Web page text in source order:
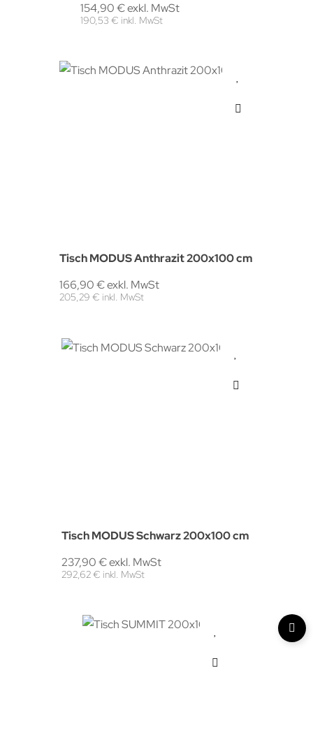
154,90 € exkl. MwSt
190,53 € inkl. MwSt
Tisch MODUS Anthrazit 200x100 cm
166,90 € exkl. MwSt
205,29 € inkl. MwSt
Tisch MODUS Schwarz 200x100 cm
237,90 € exkl. MwSt
292,62 € inkl. MwSt